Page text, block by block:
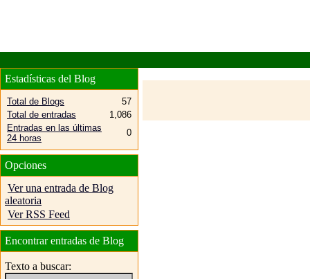
Estadísticas del Blog
Total de Blogs
57
Total de entradas
1,086
Entradas en las últimas
24 horas
0
Opciones
Ver una entrada de Blog
aleatoria
Ver RSS Feed
Encontrar entradas de Blog
Texto a buscar: